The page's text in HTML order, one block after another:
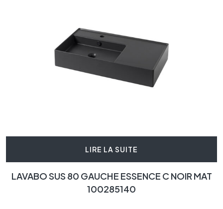
LIRE LA SUITE
LAVABO SUS 80 GAUCHE ESSENCE C NOIR MAT
100285140